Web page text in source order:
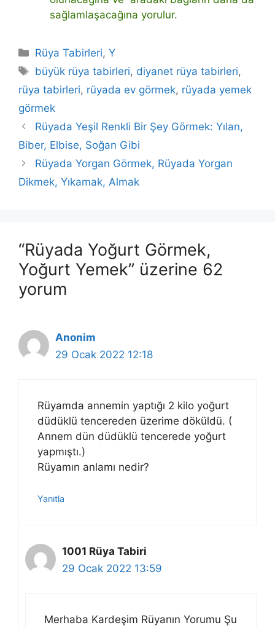
sağlamlaşacağına yorulur.
Kategoriler
Rüya Tabirleri,Y
Etiketler
büyük rüya tabirleri, diyanet rüya tabirleri,
rüya tabirleri, rüyada ev görmek, rüyada yemek
görmek
Rüyada Yeşil Renkli Bir Şey Görmek: Yılan,
Biber, Elbise, Soğan Gibi
Rüyada Yorgan Görmek, Rüyada Yorgan
Dikmek, Yıkamak, Almak
“Rüyada Yoğurt Görmek,
Yoğurt Yemek” üzerine 62
yorum
Anonim
29 Ocak 2022 12:18
Rüyamda annemin yaptığı 2 kilo yoğurt
düdüklü tencereden üzerime döküldü. (
Annem dün düdüklü tencerede yoğurt
yapmıştı.)
Rüyamın anlamı nedir?
Yanıtla
1001 Rüya Tabiri
29 Ocak 2022 13:59
Merhaba Kardeşim Rüyanın Yorumu Şu